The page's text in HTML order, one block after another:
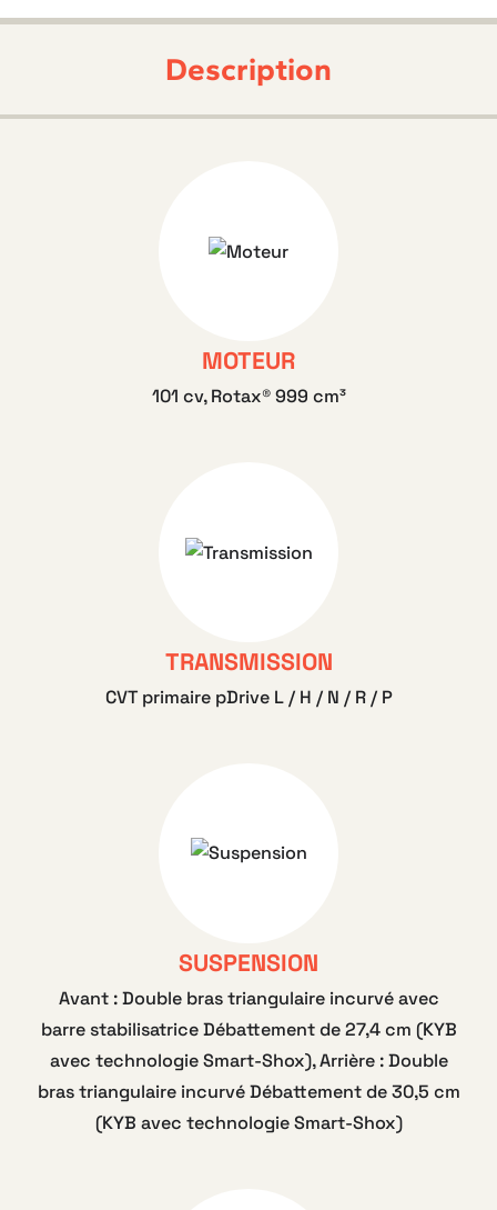
Description
MOTEUR
101 cv, Rotax® 999 cm³
TRANSMISSION
CVT primaire pDrive L / H / N / R / P
SUSPENSION
Avant : Double bras triangulaire incurvé avec
barre stabilisatrice Débattement de 27,4 cm (KYB
avec technologie Smart-Shox), Arrière : Double
bras triangulaire incurvé Débattement de 30,5 cm
(KYB avec technologie Smart-Shox)